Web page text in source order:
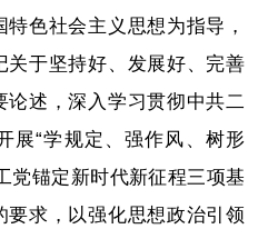
色社会主义思想为指导，
于坚持好、发展好、完善
述，深入学习贯彻中共二
展“学规定、强作风、树形
党锚定新时代新征程三项基
求，以强化思想政治引领